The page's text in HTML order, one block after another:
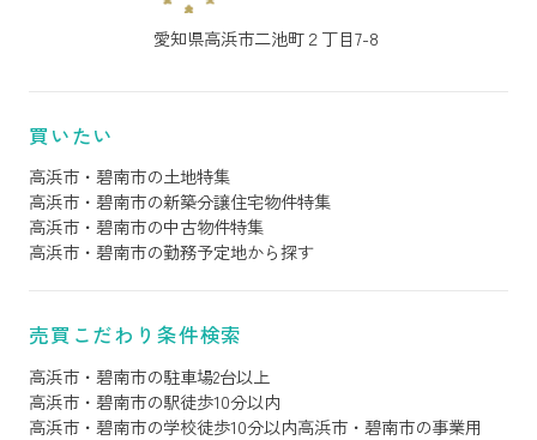
愛知県高浜市二池町２丁目7-8
買いたい
高浜市・碧南市の土地特集
高浜市・碧南市の新築分譲住宅物件特集
高浜市・碧南市の中古物件特集
高浜市・碧南市の勤務予定地から探す
売買こだわり条件検索
高浜市・碧南市の駐車場2台以上
高浜市・碧南市の駅徒歩10分以内
高浜市・碧南市の学校徒歩10分以内高浜市・碧南市の事業用